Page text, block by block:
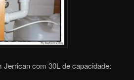
com 30L de capacidade: